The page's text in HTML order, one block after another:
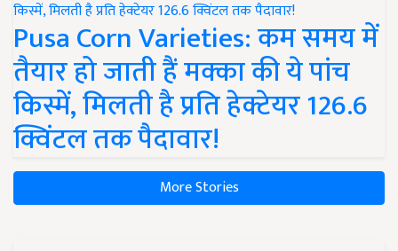
Pusa Corn Varieties: कम समय में
तैयार हो जाती हैं मक्का की ये पांच
किस्में, मिलती है प्रति हेक्टेयर 126.6
क्विंटल तक पैदावार!
More Stories